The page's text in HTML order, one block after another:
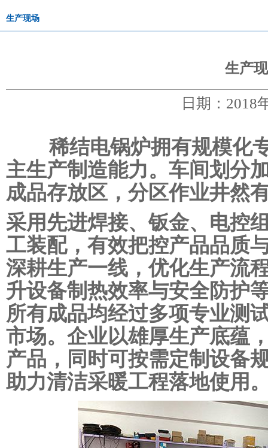
生产现场
生产
日期：2018
稀结电锅炉拥有规模化专
主生产制造能力。车间划分
成品存放区，分区作业井然
采用先进焊接、钣金、电控
工装配，有效把控产品品质
深耕生产一线，优化生产流
升设备制热效率与安全防护
所有成品均经过多项专业测
市场。企业以雄厚生产底蕴
产品，同时可按需定制设备
助力清洁采暖工程落地使用